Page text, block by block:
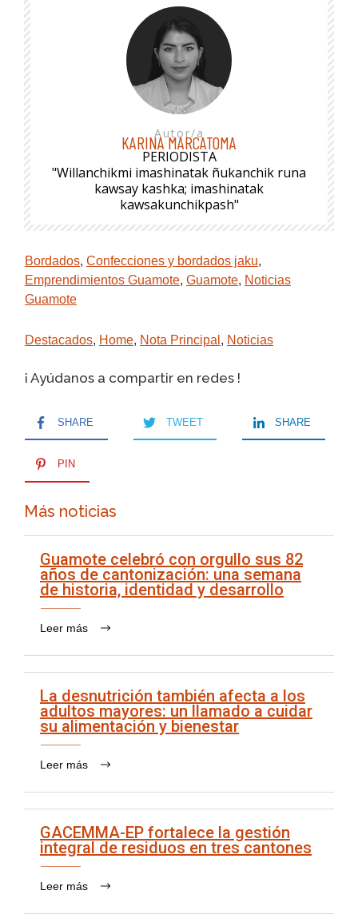
Autor/a
KARINA MARCATOMA
PERIODISTA
"Willanchikmi imashinatak ñukanchik runa
kawsay kashka; imashinatak
kawsakunchikpash"
Bordados, Confecciones y bordados jaku,
Emprendimientos Guamote, Guamote, Noticias
Guamote
Destacados, Home, Nota Principal , Noticias
¡ Ayúdanos a compartir en redes !
SHARE TWEET SHARE
PIN
Más noticias
Guamote celebró con orgullo sus 82
años de cantonización: una semana
de historia, identidad y desarrollo
Leer más
La desnutrición también afecta a los
adultos mayores: un llamado a cuidar
su alimentación y bienestar
Leer más
GACEMMA-EP fortalece la gestión
integral de residuos en tres cantones
Leer más